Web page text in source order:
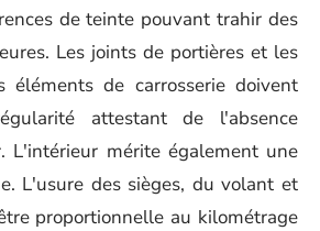
de teinte pouvant trahir des
Les joints de portières et les
éléments de carrosserie doivent
attestant de l'absence
L'intérieur mérite également une
L'usure des sièges, du volant et
proportionnelle au kilométrage